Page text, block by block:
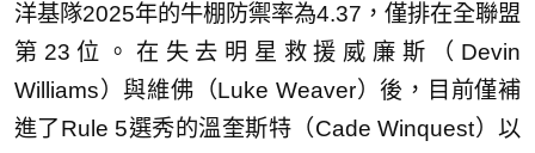
洋基隊2025年的牛棚防禦率為4.37，僅排在全聯盟
第23位。在失去明星救援威廉斯（Devin
Williams）與維佛（Luke Weaver）後，目前僅補
進了Rule 5選秀的溫奎斯特（Cade Winquest）以